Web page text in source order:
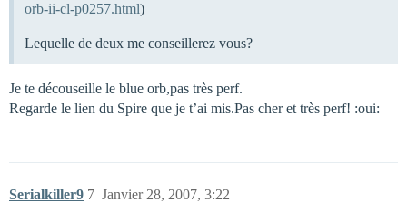
orb-ii-cl-p0257.html)
Lequelle de deux me conseillerez vous?
Je te découseille le blue orb,pas très perf.
Regarde le lien du Spire que je t’ai mis.Pas cher et très perf! :oui:
Serialkiller9 Janvier 28, 2007, 3:22
7